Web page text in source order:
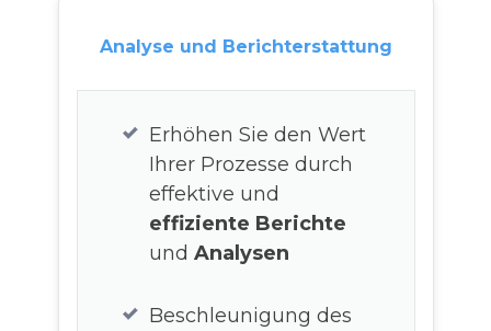
Analyse und Berichterstattung
Erhöhen Sie den Wert
Ihrer Prozesse durch
effektive und
effiziente Berichte
und Analysen
Beschleunigung des